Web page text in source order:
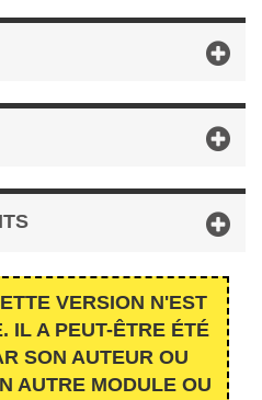
VERSION N'EST
IL A PEUT-ÊTRE ÉTÉ
SON AUTEUR OU
AUTRE MODULE OU